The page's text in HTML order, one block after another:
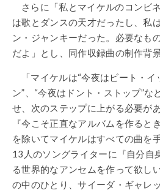
さらに「私とマイケルのコンビ
は歌とダンスの天才だったし、私
ン・ジャンキーだった。必要なも
だよ」とし、同作収録曲の制作背
「マイケルは“今夜はビート・
ン”、“今夜はドント・ストップ”な
せ、次のステップに上がる必要が
『今こそ正直なアルバムを作ると
を除いてマイケルはすべての曲を
13人のソングライターに『自分自
る世界的なアンセムを作って欲し
の中のひとり、サイーダ・ギャレ